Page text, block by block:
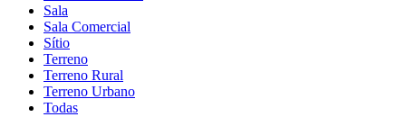
Sala
Sala Comercial
Sítio
Terreno
Terreno Rural
Terreno Urbano
Todas